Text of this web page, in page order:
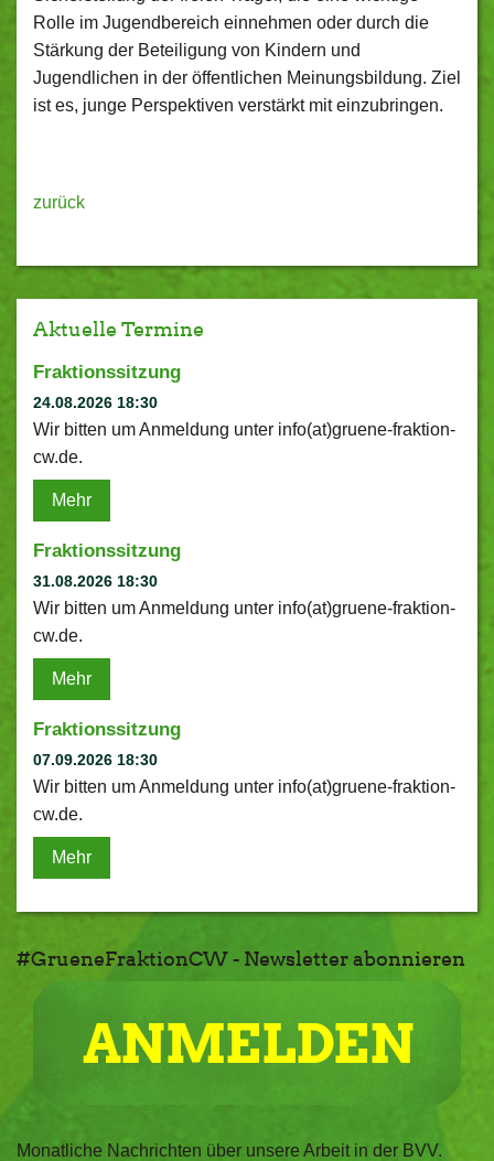
Rolle im Jugendbereich einnehmen oder durch die
Stärkung der Beteiligung von Kindern und
Jugendlichen in der öffentlichen Meinungsbildung. Ziel
ist es, junge Perspektiven verstärkt mit einzubringen.
zurück
Aktuelle Termine
Fraktionssitzung
24.08.2026 18:30
Wir bitten um Anmeldung unter info(at)gruene-fraktion-
cw.de.
Mehr
Fraktionssitzung
31.08.2026 18:30
Wir bitten um Anmeldung unter info(at)gruene-fraktion-
cw.de.
Mehr
Fraktionssitzung
07.09.2026 18:30
Wir bitten um Anmeldung unter info(at)gruene-fraktion-
cw.de.
Mehr
#GrueneFraktionCW - Newsletter abonnieren
Monatliche Nachrichten über unsere Arbeit in der BVV.